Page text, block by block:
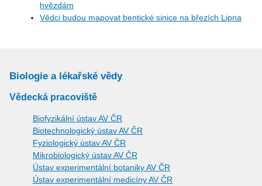
hvězdám
Vědci budou mapovat bentické sinice na březích Lipna
Biologie a lékařské vědy
Vědecká pracoviště
Biofyzikální ústav AV ČR
Biotechnologický ústav AV ČR
Fyziologický ústav AV ČR
Mikrobiologický ústav AV ČR
Ústav experimentální botaniky AV ČR
Ústav experimentální medicíny AV ČR